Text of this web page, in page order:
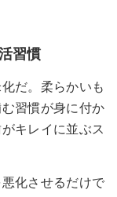
習慣
だ。柔らかいも
習慣が身に付か
キレイに並ぶス
化させるだけで